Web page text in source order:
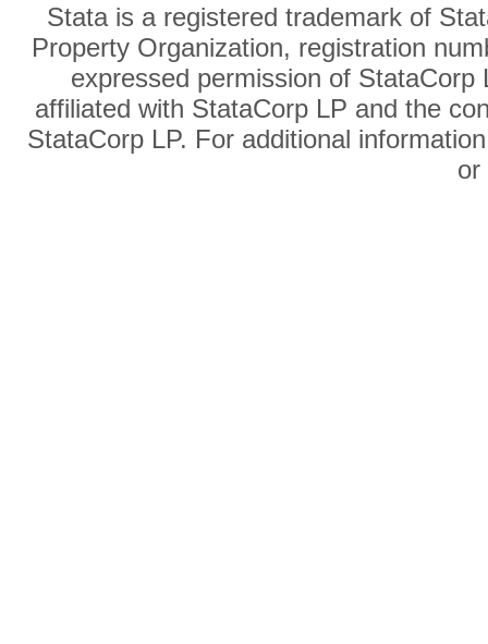
Stata is a registered trademark of
Property Organization, registration
expressed permission of
affiliated with StataCorp LP and the
StataCorp LP. For additional
or